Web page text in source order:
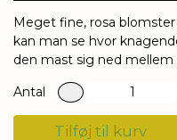
Meget fine, rosa
kan man se hvor
den mast sig ned mellem
Antal
Tilføj til kurv